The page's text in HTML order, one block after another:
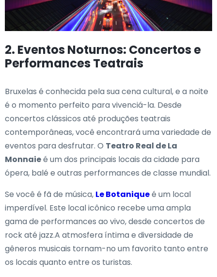
2. Eventos Noturnos: Concertos e
Performances Teatrais
Bruxelas é conhecida pela sua cena cultural, e a noite
é o momento perfeito para vivenciá-la. Desde
concertos clássicos até produções teatrais
contemporâneas, você encontrará uma variedade de
eventos para desfrutar. O Teatro Real de La
Monnaieé um dos principais locais da cidade para
ópera, balé e outras performances de classe mundial.
Se você é fã de música, Le Botaniqueé um local
imperdível. Este local icônico recebe uma ampla
gama de performances ao vivo, desde concertos de
rock até jazz.A atmosfera íntima e diversidade de
gêneros musicais tornam-no um favorito tanto entre
os locais quanto entre os turistas.